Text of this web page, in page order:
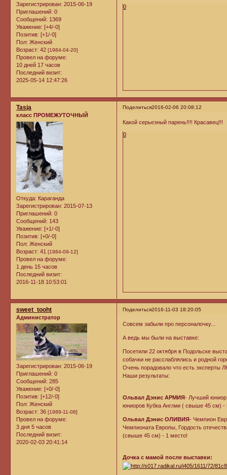
Зарегистрирован: 2015-06-19
Приглашений: 0
Сообщений: 1369
Уважение: [+4/-0]
Позитив: [+1/-0]
Пол: Женский
Возраст: 42 [1984-04-20]
Провел на форуме:
10 дней 17 часов
Последний визит:
2025-05-14 12:47:26
0
Поделиться2016-02-06 20:08:12
Tasja
класс ПРОМЕЖУТОЧНЫЙ
Откуда: Караганда
Зарегистрирован: 2015-07-13
Приглашений: 0
Сообщений: 143
Уважение: [+1/-0]
Позитив: [+0/-0]
Пол: Женский
Возраст: 41 [1984-09-12]
Провел на форуме:
1 день 15 часов
Последний визит:
2016-11-18 10:53:01
Какой серьезный парень!!!! Красавец!!!
0
Поделиться2016-11-03 18:20:05
sweet_tooht
Администратор
Зарегистрирован: 2015-06-19
Приглашений: 0
Сообщений: 285
Уважение: [+0/-0]
Позитив: [+12/-0]
Пол: Женский
Возраст: 36 [1989-11-08]
Провел на форуме:
3 дня 5 часов
Последний визит:
2020-02-03 20:41:14
Совсем забыли про персоналочку...
А ведь мы были на выставке:
Посетили 22 октября в Подольске
собачки не расслаблялись и
Очень порадовало что есть
Наши результаты:
Ольвал Дэнис АРМИЯ- Лучший юниор
юниоров Кубка Англии ( свыше 45 см)
Ольвал Дэнис ОЛИВИЯ- Чемпион
Чемпионата Европы, Гордость
(свыше 45 см) - 1 место!
Дочка с мамой после выставки: